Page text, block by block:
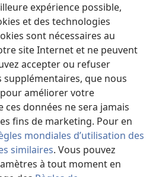
expérience possible,
et des technologies
sont nécessaires au
site Internet et ne peuvent
accepter ou refuser
que nous
améliorer votre
ces données ne sera jamais
fins de marketing. Pour en
mondiales d’utilisation des
similaires. Vous pouvez
à tout moment en